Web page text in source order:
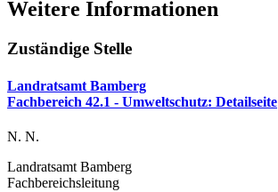
Weitere Informationen
Zuständige Stelle
Landratsamt Bamberg
Fachbereich 42.1 - Umweltschutz: Detailseite
N. N.
Landratsamt Bamberg
Fachbereichsleitung